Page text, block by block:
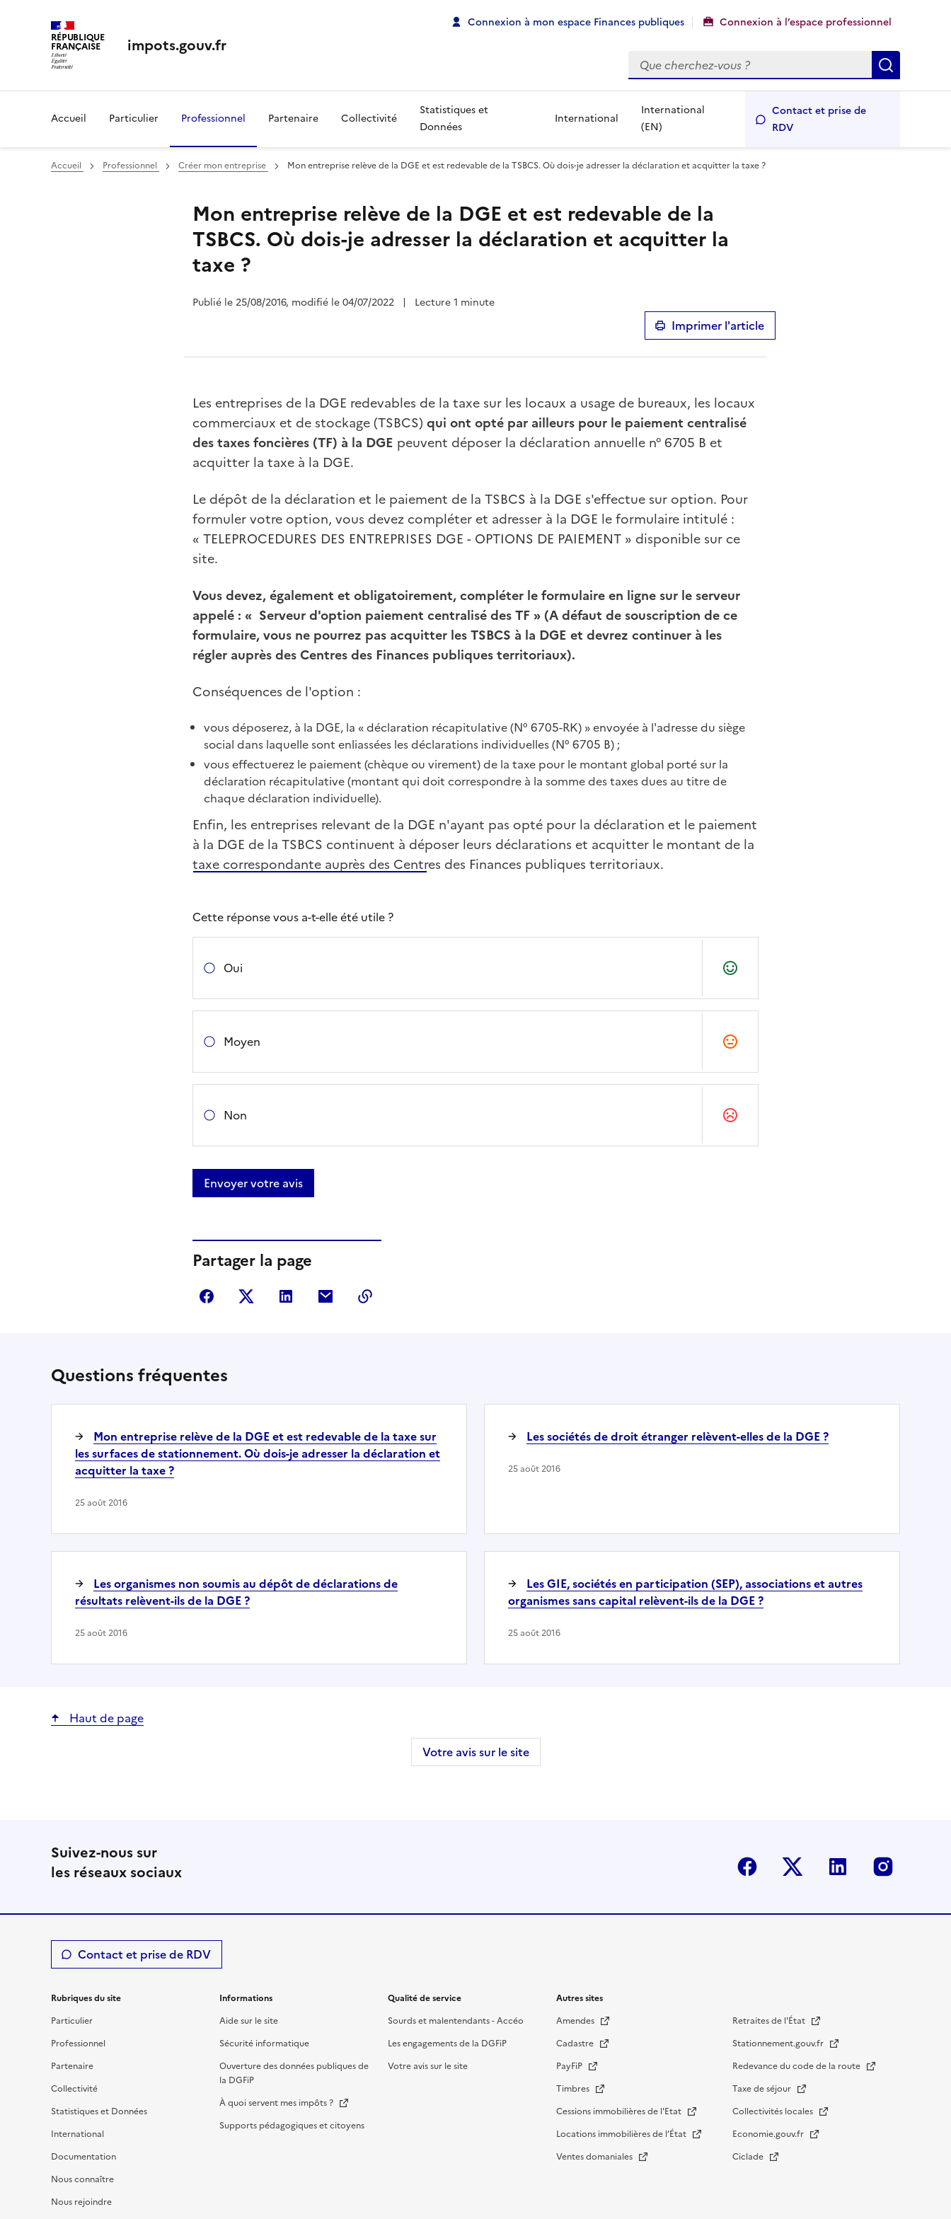
RÉPUBLIQUE
FRANÇAISE impots.gouv.fr
Connexion à mon espace Finances publiques Connexion à l’espace professionnel
Rechercher
Accueil Particulier Professionnel Partenaire Collectivité
Statistiques et
Données
International
International
(EN)
Contact et prise de
RDV
Accueil Professionnel Créer mon entreprise Mon entreprise relève de la DGE et est redevable de la TSBCS. Où dois-je adresser la déclaration et acquitter la taxe ?
Mon entreprise relève de la DGE et est redevable de la
TSBCS. Où dois-je adresser la déclaration et acquitter la
taxe ?
Publié le 25/08/2016, modifié le 04/07/2022 | Lecture 1 minute
Imprimer l'article
Les entreprises de la DGE redevables de la taxe sur les locaux a usage de bureaux, les locaux
commerciaux et de stockage (TSBCS) qui ont opté par ailleurs pour le paiement centralisé
des taxes foncières (TF) à la DGE peuvent déposer la déclaration annuelle n° 6705 B et
acquitter la taxe à la DGE.
Le dépôt de la déclaration et le paiement de la TSBCS à la DGE s'effectue sur option. Pour
formuler votre option, vous devez compléter et adresser à la DGE le formulaire intitulé :
« TELEPROCEDURES DES ENTREPRISES DGE - OPTIONS DE PAIEMENT » disponible sur ce
site.
Vous devez, également et obligatoirement, compléter le formulaire en ligne sur le serveur
appelé : « Serveur d'option paiement centralisé des TF » (A défaut de souscription de ce
formulaire, vous ne pourrez pas acquitter les TSBCS à la DGE et devrez continuer à les
régler auprès des Centres des Finances publiques territoriaux).
Conséquences de l'option :
vous déposerez, à la DGE, la « déclaration récapitulative (N° 6705-RK) » envoyée à l'adresse du siège
social dans laquelle sont enliassées les déclarations individuelles (N° 6705 B) ;
vous effectuerez le paiement (chèque ou virement) de la taxe pour le montant global porté sur la
déclaration récapitulative (montant qui doit correspondre à la somme des taxes dues au titre de
chaque déclaration individuelle).
Enfin, les entreprises relevant de la DGE n'ayant pas opté pour la déclaration et le paiement
à la DGE de la TSBCS continuent à déposer leurs déclarations et acquitter le montant de la
taxe correspondante auprès des Centres des Finances publiques territoriaux.
Cette réponse vous a-t-elle été utile ?
Oui
Moyen
Non
Envoyer votre avis
Partager la page
Partager sur Facebook
Partager sur Twitter
Partager sur LinkedIn
Partager par courriel
Questions fréquentes
Mon entreprise relève de la DGE et est redevable de la taxe sur
les surfaces de stationnement. Où dois-je adresser la déclaration et
acquitter la taxe ?
25 août 2016
Les sociétés de droit étranger relèvent-elles de la DGE ?
25 août 2016
Les organismes non soumis au dépôt de déclarations de
résultats relèvent-ils de la DGE ?
25 août 2016
Les GIE, sociétés en participation (SEP), associations et autres
organismes sans capital relèvent-ils de la DGE ?
25 août 2016
Haut de page
Votre avis sur le site
Suivez-nous sur
les réseaux sociaux
Facebook Twitter-X Linkedin
Contact et prise de RDV
Rubriques du site
Particulier
Professionnel
Partenaire
Collectivité
Statistiques et Données
International
Documentation
Nous connaître
Nous rejoindre
Informations
Aide sur le site
Sécurité informatique
Ouverture des données publiques de
la DGFiP
À quoi servent mes impôts ?
Supports pédagogiques et citoyens
Qualité de service
Sourds et malentendants - Accéo
Les engagements de la DGFiP
Votre avis sur le site
Autres sites
Amendes
Cadastre
PayFiP
Timbres
Cessions immobilières de l'Etat
Locations immobilières de l’État
Ventes domaniales
Retraites de l'État
Stationnement.gouv.fr
Redevance du code de la route
Taxe de séjour
Collectivités locales
Economie.gouv.fr
Ciclade